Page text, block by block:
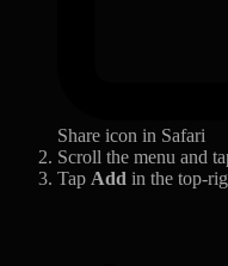
Share icon in Safari
Scroll the menu and
Tap Add in the top-